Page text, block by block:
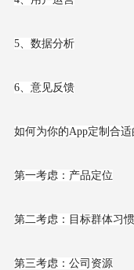
5、数据分析
6、意见反馈
如何为你的App定制合
第一考虑：产品定位
第二考虑：目标群体习
第三考虑：公司资源